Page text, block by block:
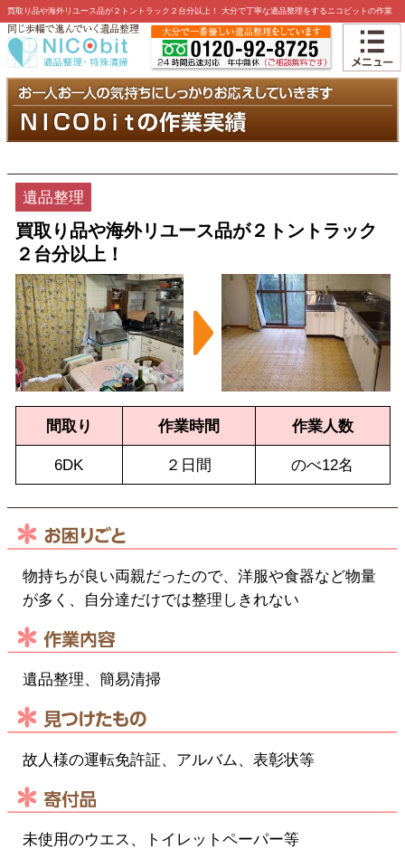
買取り品や海外リユース品が２トントラック２台分以上！ 大分で丁寧な遺品整理をするニコビットの作業
実績詳細です
遺品整理
買取り品や海外リユース品が２トントラック
２台分以上！
間取り 作業時間 作業人数
6DK ２日間 のべ12名
物持ちが良い両親だったので、洋服や食器など物量
が多く、自分達だけでは整理しきれない
遺品整理、簡易清掃
故人様の運転免許証、アルバム、表彰状等
未使用のウエス、トイレットペーパー等